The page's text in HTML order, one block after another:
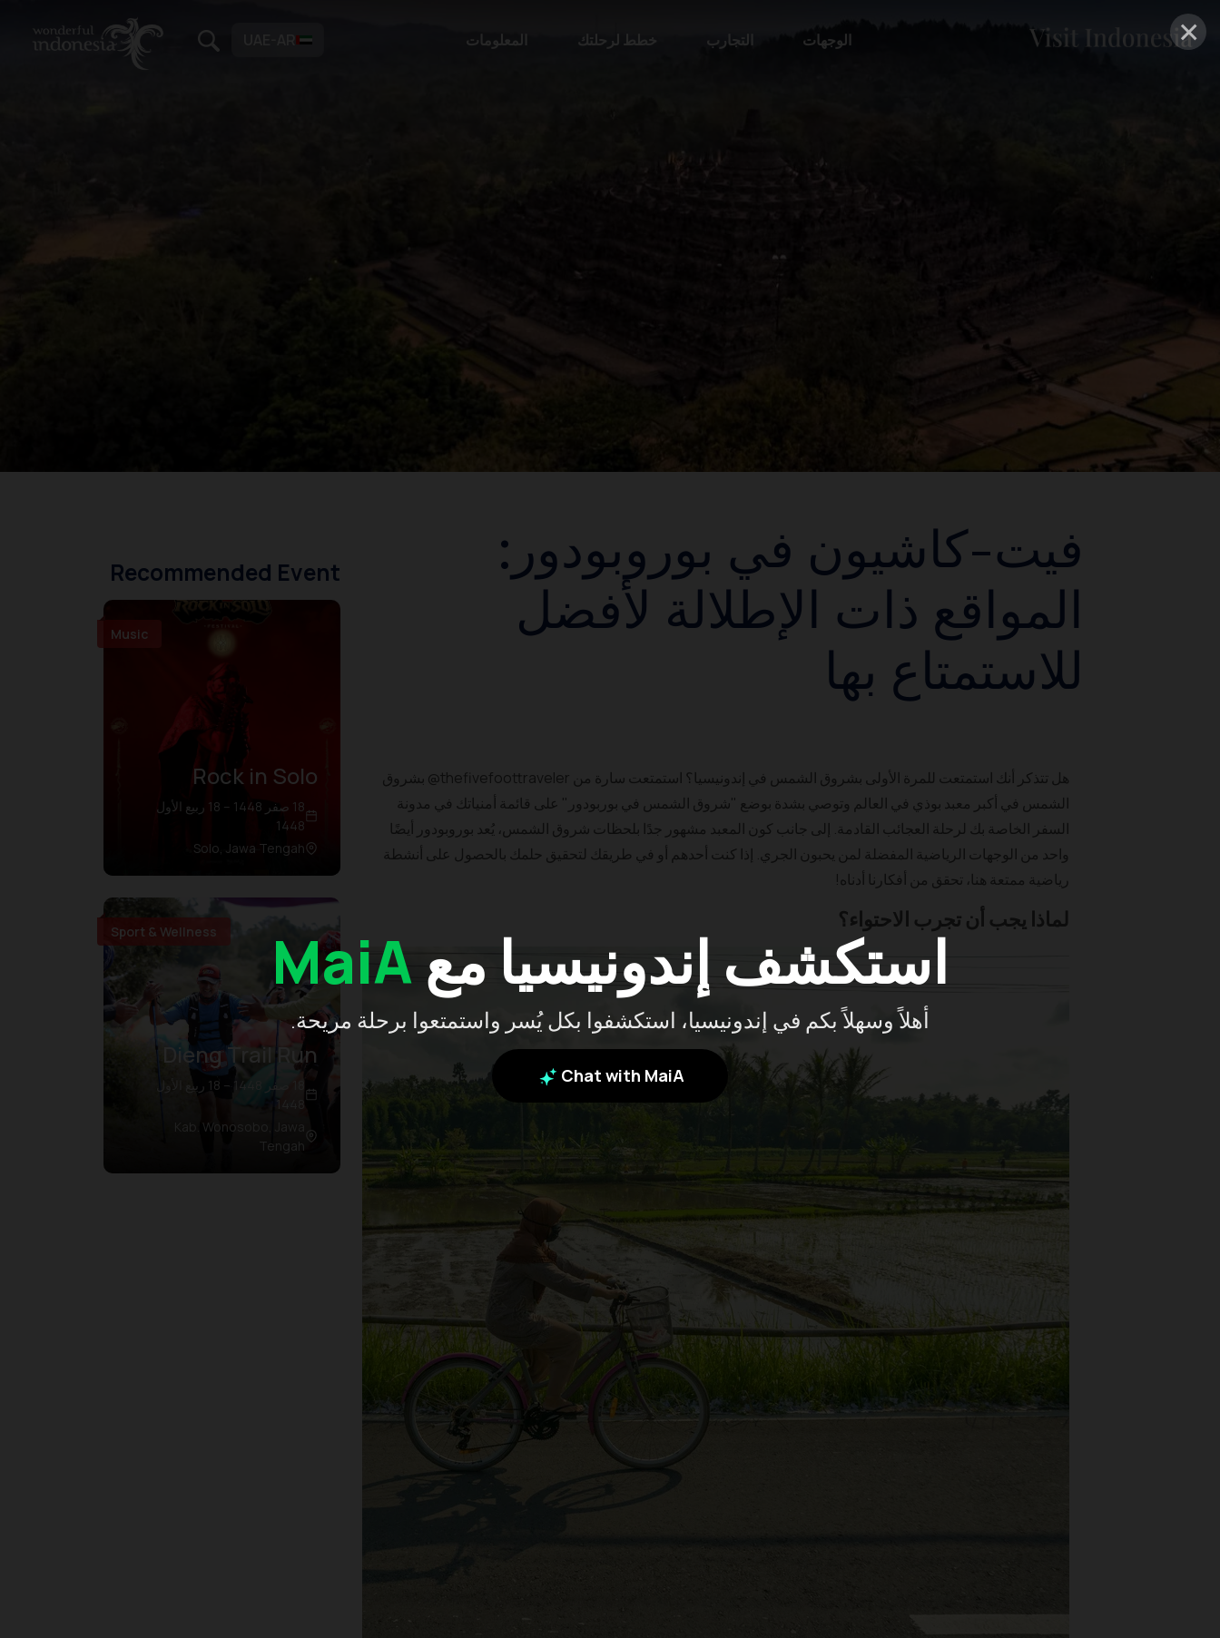
×
استكشف إندونيسيا معMaiA
أهلاً وسهلاً بكم في إندونيسيا، استكشفوا بكل يُسر واستمتعوا برحلة مريحة.
Chat with MaiA
الوجهات التجارب خطط لرحلتك المعلومات
فيت-كاشيون في بوروبودور:
المواقع ذات الإطلالة لأفضل
للاستمتاع بها
هل تتذكر أنك استمتعت للمرة الأولى بشروق الشمس في إندونيسيا؟ استمتعت سارة من thefivefoottraveler@ بشروق
الشمس في أكبر معبد بوذي في العالم وتوصي بشدة بوضع "شروق الشمس في بوربودور" على قائمة أمنياتك في مدونة
السفر الخاصة بك لرحلة العجائب القادمة. إلى جانب كون المعبد مشهور جدًا بلحظات شروق الشمس، يُعد بوروبودور أيضًا
واحد من الوجهات الرياضية المفضلة لمن يحبون الجري. إذا كنت أحدهم أو في طريقك لتحقيق حلمك بالحصول على أنشطة
رياضية ممتعة هنا، تحقق من أفكارنا أدناه!
لماذا يجب أن تجرب الاحتواء؟
Recommended Event
Music
Rock in Solo
18 صفر 1448 – 18 ربيع الأول
1448
Solo, Jawa Tengah
Sport & Wellness
Dieng Trail Run
18 صفر 1448 – 18 ربيع الأول
1448
Kab. Wonosobo, Jawa
Tengah